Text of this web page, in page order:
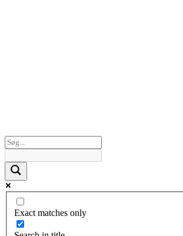
Exact matches only